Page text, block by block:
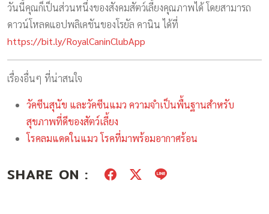
วันนี้คุณก็เป็นส่วนหนึ่งของสังคมสัตว์เลี้ยงคุณภาพได้ โดยสามารถ
ดาวน์โหลดแอปพลิเคชันของโรยัล คานิน ได้ที่
https://bit.ly/RoyalCaninClubApp
เรื่องอื่นๆ ที่น่าสนใจ
วัคซีนสุนัข และวัคซีนแมว ความจำเป็นพื้นฐานสำหรับ
สุขภาพที่ดีของสัตว์เลี้ยง
โรคลมแดดในแมว โรคที่มาพร้อมอากาศร้อน
SHARE ON :